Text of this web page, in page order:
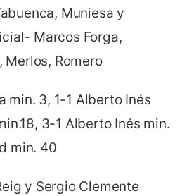
Muniesa y
Marcos Forga,
Merlos, Romero
min. 3, 1-1 Alberto Inés
3-1 Alberto Inés min.
min. 40
y Sergio Clemente